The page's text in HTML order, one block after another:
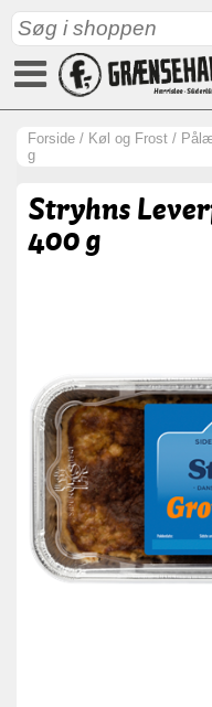
Forside / Køl og Frost /
g
Stryhns
400 g